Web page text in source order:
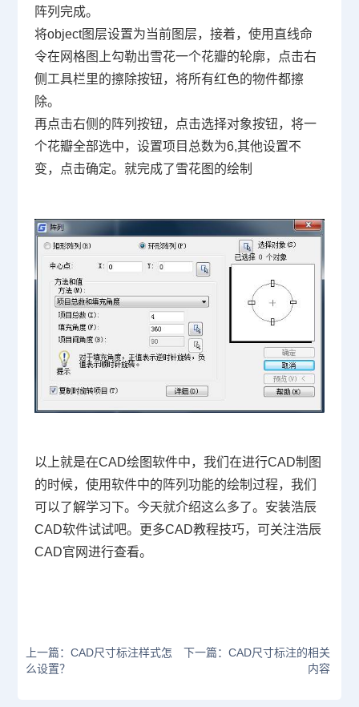
阵列完成。
将object图层设置为当前图层，接着，使用直线命
令在网格图上勾勒出雪花一个花瓣的轮廓，点击右
侧工具栏里的擦除按钮，将所有红色的物件都擦
除。
再点击右侧的阵列按钮，点击选择对象按钮，将一
个花瓣全部选中，设置项目总数为6,其他设置不
变，点击确定。就完成了雪花图的绘制
以上就是在CAD绘图软件中，我们在进行CAD制图
的时候，使用软件中的阵列功能的绘制过程，我们
可以了解学习下。今天就介绍这么多了。安装浩辰
CAD软件试试吧。更多CAD教程技巧，可关注浩辰
CAD官网进行查看。
上一篇：CAD尺寸标注样式怎
么设置？
下一篇：CAD尺寸标注的相关
内容